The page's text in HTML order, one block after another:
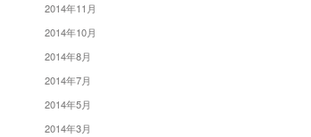
2014年11月
2014年10月
2014年8月
2014年7月
2014年5月
2014年3月